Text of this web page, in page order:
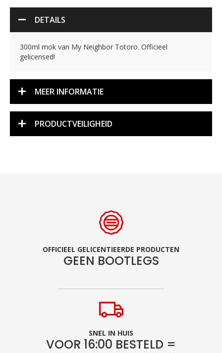
DETAILS
300ml mok van My Neighbor Totoro. Officieel
gelicensed!
MEER INFORMATIE
PRODUCTVEILIGHEID
OFFICIEEL GELICENTIEERDE PRODUCTEN
GEEN BOOTLEGS
SNEL IN HUIS
VOOR 16:00 BESTELD =